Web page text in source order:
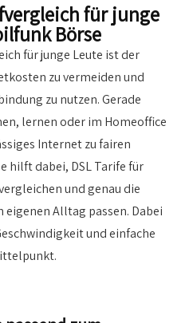
für junge
Börse
für junge Leute ist der
zu vermeiden und
zu nutzen. Gerade
lernen oder im Homeoffice
Internet zu fairen
hilft dabei, DSL Tarife für
und genau die
eigenen Alltag passen. Dabei
und einfache